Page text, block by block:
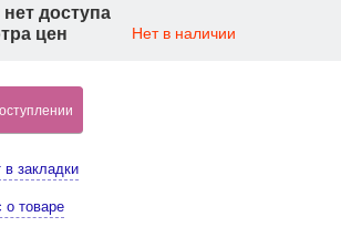
доступа
цен
Нет в наличии
в закладки
о товаре